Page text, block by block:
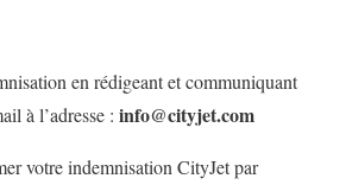
en rédigeant et communiquant
à l’adresse : info@cityjet.com
votre indemnisation CityJet par